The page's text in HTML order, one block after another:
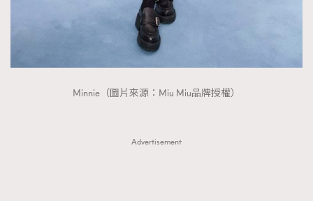
Minnie（圖片來源：Miu Miu品牌授權）
Advertisement